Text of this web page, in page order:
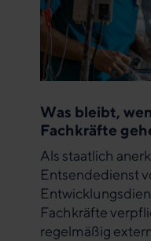
Was bleibt,
Fachkräfte
Als staatlich
Entsendedienst
Fachkräfte
regelmäßig